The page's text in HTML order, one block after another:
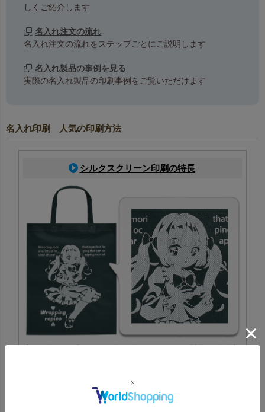
しくご紹介します
名入れ注文の流れ
名入れ注文の流れをステップごとにご説明します
名入れ製品の事例を見る
実際の名入れ製品の印刷事例をご覧いただけます
名入れ印刷 人気の印刷方法
シルクスクリーン印刷の特長
シルクスクリーン印刷一覧はこちら